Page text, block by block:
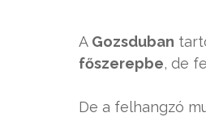
A Gozsduban
főszerepbe, de
De a felhangzó